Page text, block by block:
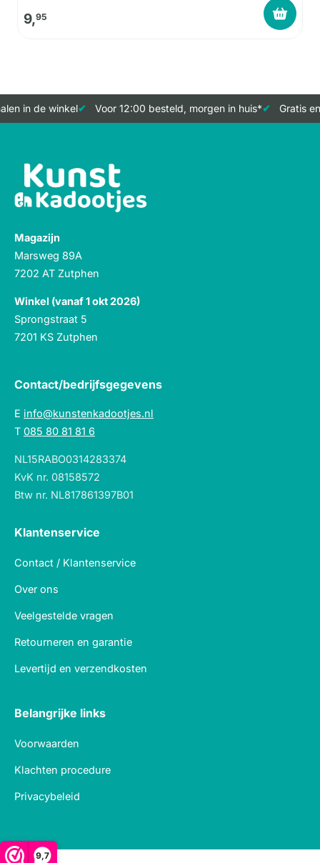
9,7
9,95
in de winkel Voor 12:00 besteld, morgen in huis* Gratis
Magazijn
Marsweg 89A
7202 AT Zutphen
Winkel (vanaf 1 okt 2026)
Sprongstraat 5
7201 KS Zutphen
Contact/bedrijfsgegevens
E info@kunstenkadootjes.nl
T 085 80 81 81 6
NL15RABO0314283374
KvK nr. 08158572
Btw nr. NL817861397B01
Klantenservice
Contact / Klantenservice
Over ons
Veelgestelde vragen
Retourneren en garantie
Levertijd en verzendkosten
Belangrijke links
Voorwaarden
Klachten procedure
Privacybeleid